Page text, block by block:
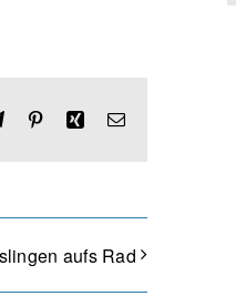
TelegramPinterestXingE-
aufs Rad